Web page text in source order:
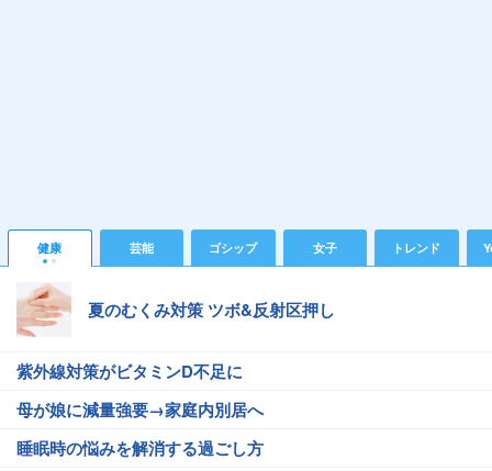
健康 芸能 ゴシップ 女子 トレンド
夏のむくみ対策 ツボ&反射区押し
紫外線対策がビタミンD不足に
母が娘に減量強要→家庭内別居へ
睡眠時の悩みを解消する過ごし方